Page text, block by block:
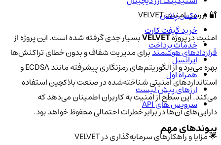
🔐 بررسی امنیت VELVET
امنیت در پروژهVELVETبسیار جدی گرفته شده است. این پروژه از
قراردادهای هوشمندبرای مدیریت شفاف و بدون خطای تراکنش‌ها
بهره می‌برد و از الگوریتم‌های رمزنگاری پیشرفته مانند ECDSA و
استانداردهای امنیتی شناخته‌شده در صنعت بلاکچین استفاده
می‌کند. این سطح از امنیت به کاربران اطمینان می‌دهد که
دارایی‌های آن‌ها در برابر خطرات احتمالی محفوظ خواهد بود.
🌟 مزایا و راهکارهای سرمایه‌گذاری در VELVET
دکس پلاس
خرید گیفت کارت
خدمات پرداخت
ایرانسل
همراه اول
ارزهای پیش لیست
سرویس های API
پیوندهای مهم